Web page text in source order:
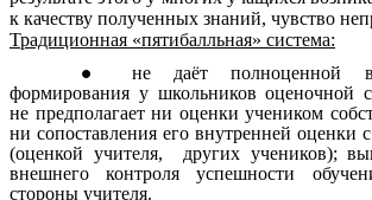
к качеству полученных знаний, чувство
Традиционная «пятибалльная» система:
не даёт полноценной
формирования у школьников оценочной
не предполагает ни оценки учеником
ни сопоставления его внутренней оценки
(оценкой учителя, других учеников);
внешнего контроля успешности
стороны учителя.